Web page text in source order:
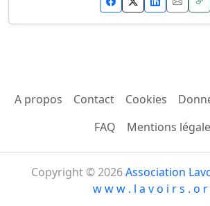
A propos Contact Cookies
FAQ
Mentions
Copyright © 2026Association
w w w . l a v o i r s . o